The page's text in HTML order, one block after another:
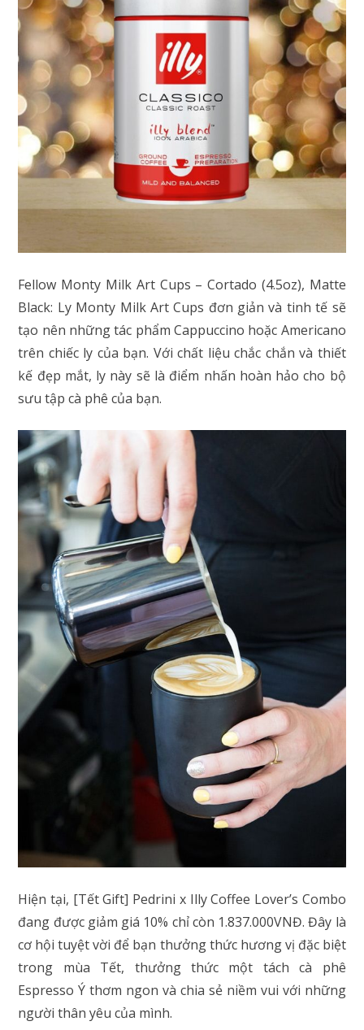
Fellow Monty Milk Art Cups – Cortado (4.5oz), Matte
Black: Ly Monty Milk Art Cups đơn giản và tinh tế sẽ
tạo nên những tác phẩm Cappuccino hoặc Americano
trên chiếc ly của bạn. Với chất liệu chắc chắn và thiết
kế đẹp mắt, ly này sẽ là điểm nhấn hoàn hảo cho bộ
sưu tập cà phê của bạn.
Hiện tại, [Tết Gift] Pedrini x Illy Coffee Lover’s Combo
đang được giảm giá 10% chỉ còn 1.837.000VNĐ. Đây là
cơ hội tuyệt vời để bạn thưởng thức hương vị đặc biệt
trong mùa Tết, thưởng thức một tách cà phê
Espresso Ý thơm ngon và chia sẻ niềm vui với những
người thân yêu của mình.